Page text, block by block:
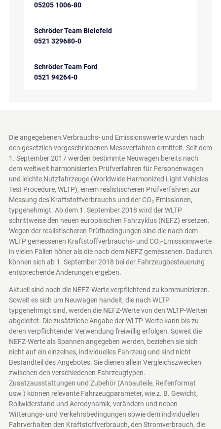
05205 1006-80
Schröder Team Bielefeld
0521 329680-0
Schröder Team Ford
0521 94264-0
Die angegebenen Verbrauchs- und Emissionswerte wurden nach
den gesetzlich vorgeschriebenen Messverfahren ermittelt. Seit dem
1. September 2017 werden bestimmte Neuwagen bereits nach
dem weltweit harmonisierten Prüfverfahren für Personenwagen
und leichte Nutzfahrzeuge (Worldwide Harmonized Light Vehicles
Test Procedure, WLTP), einem realistischeren Prüfverfahren zur
Messung des Kraftstoffverbrauchs und der CO₂-Emissionen,
typgenehmigt. Ab dem 1. September 2018 wird der WLTP
schrittweise den neuen europäischen Fahrzyklus (NEFZ) ersetzen.
Wegen der realistischeren Prüfbedingungen sind die nach dem
WLTP gemessenen Kraftstoffverbrauchs- und CO₂-Emissionswerte
in vielen Fällen höher als die nach dem NEFZ gemessenen. Dadurch
können sich ab 1. September 2018 bei der Fahrzeugbesteuerung
entsprechende Änderungen ergeben.
Aktuell sind noch die NEFZ-Werte verpflichtend zu kommunizieren.
Soweit es sich um Neuwagen handelt, die nach WLTP
typgenehmigt sind, werden die NEFZ-Werte von den WLTP-Werten
abgeleitet. Die zusätzliche Angabe der WLTP-Werte kann bis zu
deren verpflichtender Verwendung freiwillig erfolgen. Soweit die
NEFZ-Werte als Spannen angegeben werden, beziehen sie sich
nicht auf ein einzelnes, individuelles Fahrzeug und sind nicht
Bestandteil des Angebotes. Sie dienen allein Vergleichszwecken
zwischen den verschiedenen Fahrzeugtypen.
Zusatzausstattungen und Zubehör (Anbauteile, Reifenformat
usw.) können relevante Fahrzeugparameter, wie z. B. Gewicht,
Rollwiderstand und Aerodynamik, verändern und neben
Witterungs- und Verkehrsbedingungen sowie dem individuellen
Fahrverhalten den Kraftstoffverbrauch, den Stromverbrauch, die